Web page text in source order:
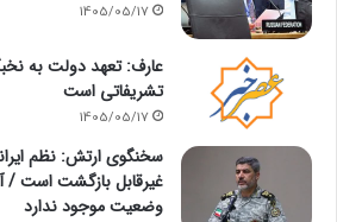
1405/05/17
تشریفاتی است
1405/05/17
سخنگوی ارتش: نظم
غیرقابل بازگشت است /
وضعیت موجود ندارد